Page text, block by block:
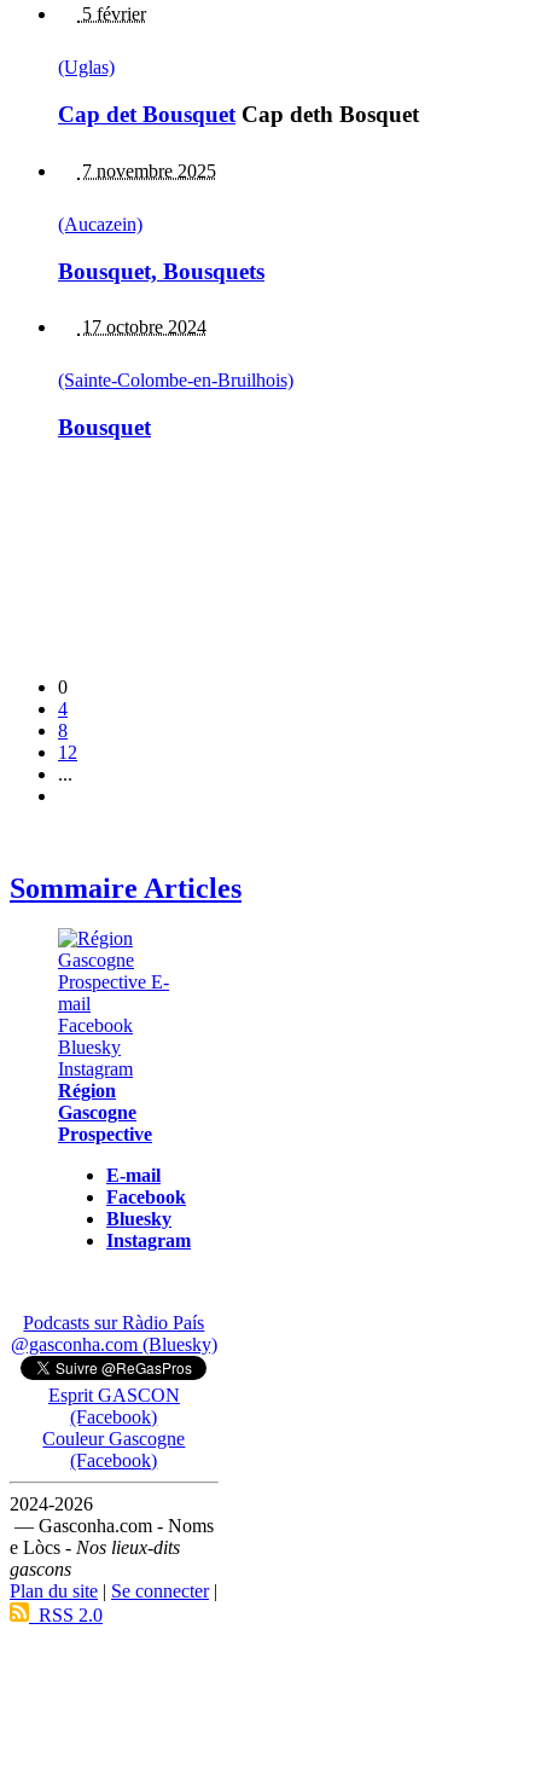
5 février
(Uglas)
Cap det Bousquet Cap deth Bosquet
7 novembre 2025
(Aucazein)
Bousquet, Bousquets
17 octobre 2024
(Sainte-Colombe-en-Bruilhois)
Bousquet
0
4
8
12
...
Sommaire Articles
Région
Gascogne
Prospective
E-mail
Facebook
Bluesky
Instagram
Podcasts sur Ràdio País
@gasconha.com (Bluesky)
Esprit GASCON
(Facebook)
Couleur Gascogne
(Facebook)
2024-2026
— Gasconha.com - Noms
e Lòcs - Nos lieux-dits
gascons
Plan du site
Se connecter|
RSS 2.0